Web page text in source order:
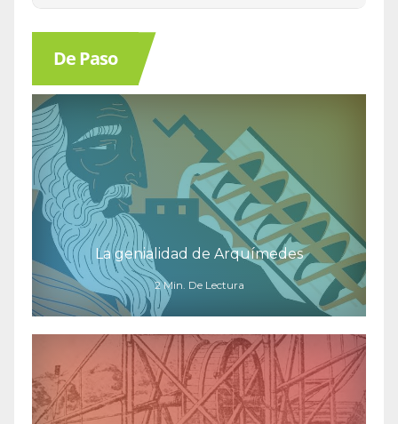
De Paso
La genialidad de Arquímedes
2 Min. De Lectura